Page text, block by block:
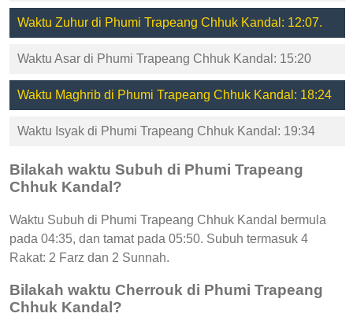
Waktu Zuhur di Phumi Trapeang Chhuk Kandal: 12:07.
Waktu Asar di Phumi Trapeang Chhuk Kandal: 15:20
Waktu Maghrib di Phumi Trapeang Chhuk Kandal: 18:24
Waktu Isyak di Phumi Trapeang Chhuk Kandal: 19:34
Bilakah waktu Subuh di Phumi Trapeang
Chhuk Kandal?
Waktu Subuh di Phumi Trapeang Chhuk Kandal bermula
pada 04:35, dan tamat pada 05:50. Subuh termasuk 4
Rakat: 2 Farz dan 2 Sunnah.
Bilakah waktu Cherrouk di Phumi Trapeang
Chhuk Kandal?